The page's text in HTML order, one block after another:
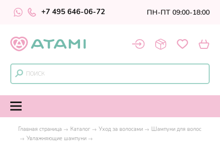
+7 495 646-06-72 ПН-ПТ 09:00-18:00
Главная страница Каталог Уход за волосами
Шампуни для волос
Увлажняющие шампуни